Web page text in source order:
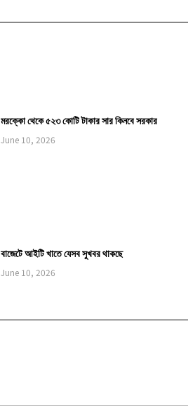
মরক্কো থেকে ৫২৩ কোটি টাকার সার কিনবে সরকার
June 10, 2026
বাজেটে আইটি খাতে যেসব সুখবর থাকছে
June 10, 2026